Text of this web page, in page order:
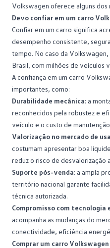
Volkswagen oferece alguns
Devo confiar em um carro
Confiar em um carro significa
desempenho consistente,
tempo. No caso da
Brasil, com milhões de veículos
A confiança em um carro
importantes, como:
Durabilidade mecânica: a
reconhecidos pela robustez e
veículo e o custo de
Valorização no mercado de
costumam apresentar boa
reduz o risco de desvalorização
Suporte pós-venda: a ampla
território nacional garante
técnica autorizada.
Compromisso com tecnologia
acompanha as mudanças do
conectividade, eficiência
Comprar um carro